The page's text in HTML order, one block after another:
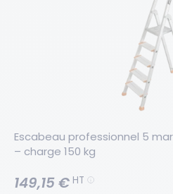
Escabeau professionnel 5
– charge 150 kg
149,15 € HT